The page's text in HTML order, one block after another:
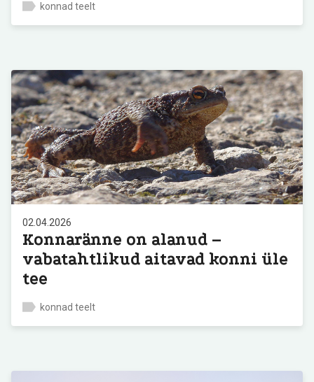
konnad teelt
02.04.2026
Konnaränne on alanud –
vabatahtlikud aitavad konni üle
tee
konnad teelt